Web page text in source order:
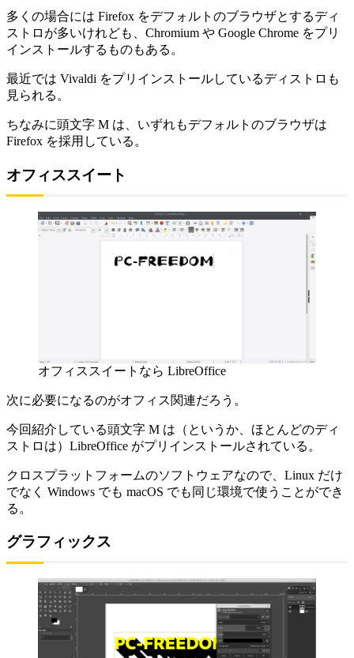
多くの場合には Firefox をデフォルトのブラウザとするディ
ストロが多いけれども、Chromium や Google Chrome をプリ
インストールするものもある。
最近では Vivaldi をプリインストールしているディストロも
見られる。
ちなみに頭文字 M は、いずれもデフォルトのブラウザは
Firefox を採用している。
オフィススイート
オフィススイートなら LibreOffice
次に必要になるのがオフィス関連だろう。
今回紹介している頭文字 M は（というか、ほとんどのディ
ストロは）LibreOffice がプリインストールされている。
クロスプラットフォームのソフトウェアなので、Linux だけ
でなく Windows でも macOS でも同じ環境で使うことができ
る。
グラフィックス